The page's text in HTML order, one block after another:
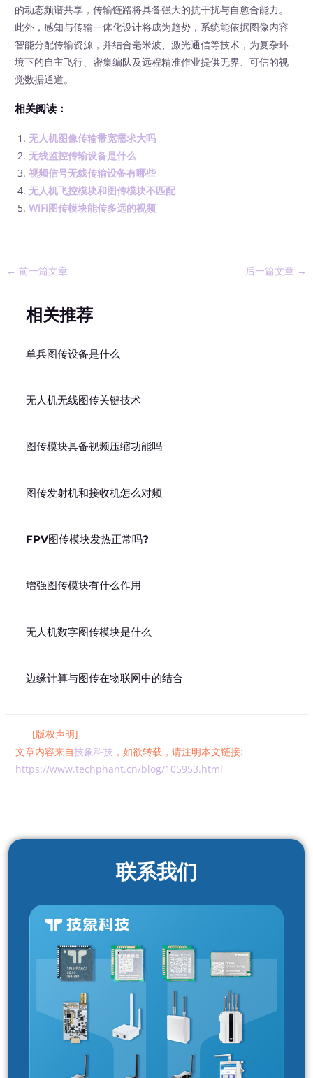
的动态频谱共享，传输链路将具备强大的抗干扰与自愈合能力。
此外，感知与传输一体化设计将成为趋势，系统能依据图像内容
智能分配传输资源，并结合毫米波、激光通信等技术，为复杂环
境下的自主飞行、密集编队及远程精准作业提供无界、可信的视
觉数据通道。
相关阅读：
无人机图像传输带宽需求大吗
无线监控传输设备是什么
视频信号无线传输设备有哪些
无人机飞控模块和图传模块不匹配
WiFi图传模块能传多远的视频
← 前一篇文章 后一篇文章 →
相关推荐
单兵图传设备是什么
无人机无线图传关键技术
图传模块具备视频压缩功能吗
图传发射机和接收机怎么对频
FPV图传模块发热正常吗?
增强图传模块有什么作用
无人机数字图传模块是什么
边缘计算与图传在物联网中的结合
[版权声明]
文章内容来自技象科技 ，如欲转载，请注明本文链接:
https://www.techphant.cn/blog/105953.html
联系我们